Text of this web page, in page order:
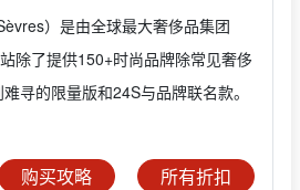
）是由全球最大奢侈品集团
除了提供150+时尚品牌除常见奢侈
寻的限量版和24S与品牌联名款。
购买攻略 所有折扣